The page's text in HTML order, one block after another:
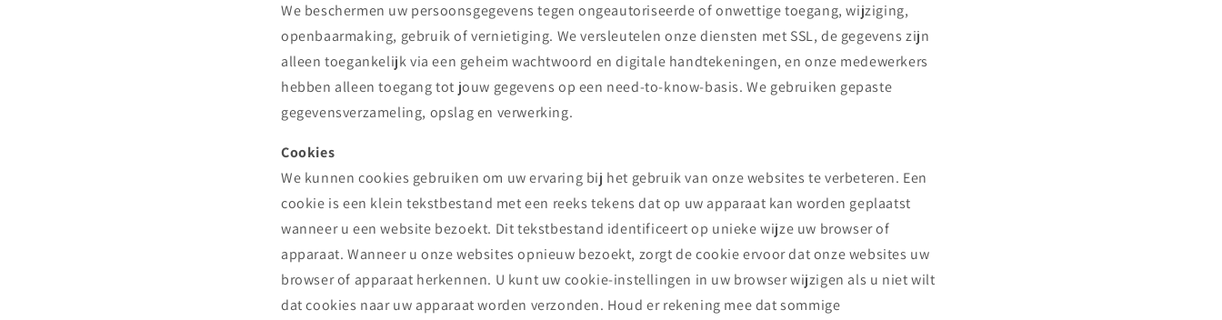
We beschermen uw persoonsgegevens tegen ongeautoriseerde of onwettige toegang, wijziging,
openbaarmaking, gebruik of vernietiging. We versleutelen onze diensten met SSL, de gegevens zijn
alleen toegankelijk via een geheim wachtwoord en digitale handtekeningen, en onze medewerkers
hebben alleen toegang tot jouw gegevens op een need-to-know-basis. We gebruiken gepaste
gegevensverzameling, opslag en verwerking.
Cookies
We kunnen cookies gebruiken om uw ervaring bij het gebruik van onze websites te verbeteren. Een
cookie is een klein tekstbestand met een reeks tekens dat op uw apparaat kan worden geplaatst
wanneer u een website bezoekt. Dit tekstbestand identificeert op unieke wijze uw browser of
apparaat. Wanneer u onze websites opnieuw bezoekt, zorgt de cookie ervoor dat onze websites uw
browser of apparaat herkennen. U kunt uw cookie-instellingen in uw browser wijzigen als u niet wilt
dat cookies naar uw apparaat worden verzonden. Houd er rekening mee dat sommige